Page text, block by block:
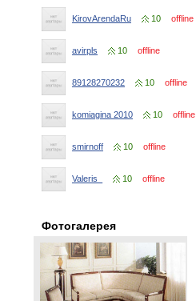
KirovArendaRu 10 offline
avirpls 10 offline
89128270232 10 offline
komiagina 2010 10 offline
smirnoff 10 offline
Valeris_ 10 offline
Фотогалерея